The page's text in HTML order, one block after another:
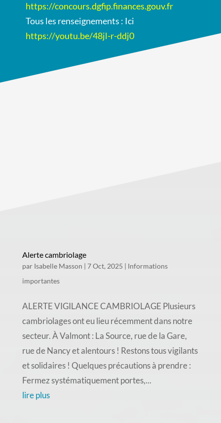
https://concours.dgfip.finances.gouv.fr
Tous les renseignements : Ici
https://youtu.be/48jl-r-ddj0
Alerte cambriolage
par Isabelle Masson | 7 Oct, 2025 | Informations
importantes
ALERTE VIGILANCE CAMBRIOLAGE Plusieurs
cambriolages ont eu lieu récemment dans notre
secteur. À Valmont : La Source, rue de la Gare,
rue de Nancy et alentours ! Restons tous vigilants
et solidaires ! Quelques précautions à prendre :
Fermez systématiquement portes,...
lire plus